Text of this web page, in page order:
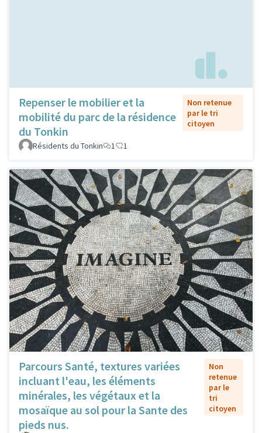
Repenser le mobilier et la
mobilité du parc de la résidence
du Tonkin
Non retenue
par le tri
citoyen
Résidents du Tonkin 1 1
Parcours Santé, textures variées
incluant l'eau, les éléments
minérales, les végétaux et la
mosaïque au sol pour la Sante des
pieds nus.
Non
retenue
par le
tri
citoyen